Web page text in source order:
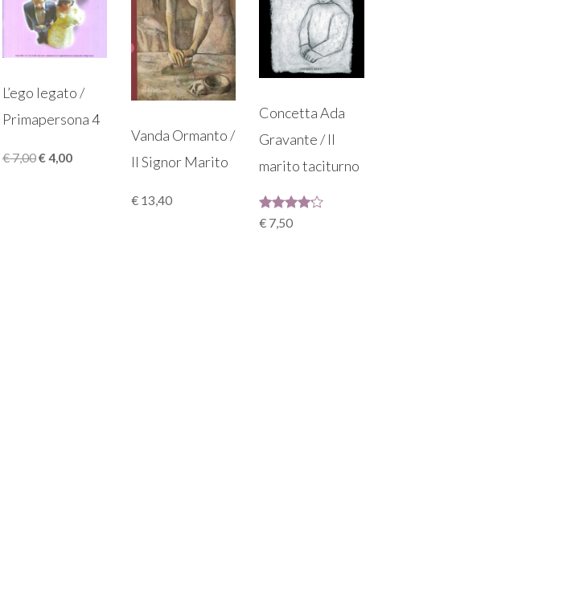
L’ego legato /
Primapersona 4
€7,00Il
€4,00Il
Vanda Ormanto /
Il Signor Marito
€13,40
Concetta Ada
Gravante / Il
marito taciturno
Valutato
4.00
€ 7,50